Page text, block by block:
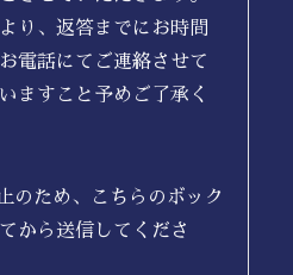
り、返答までにお時間
電話にてご連絡させて
ますこと予めご了承く
のため、こちらのボック
から送信してくださ